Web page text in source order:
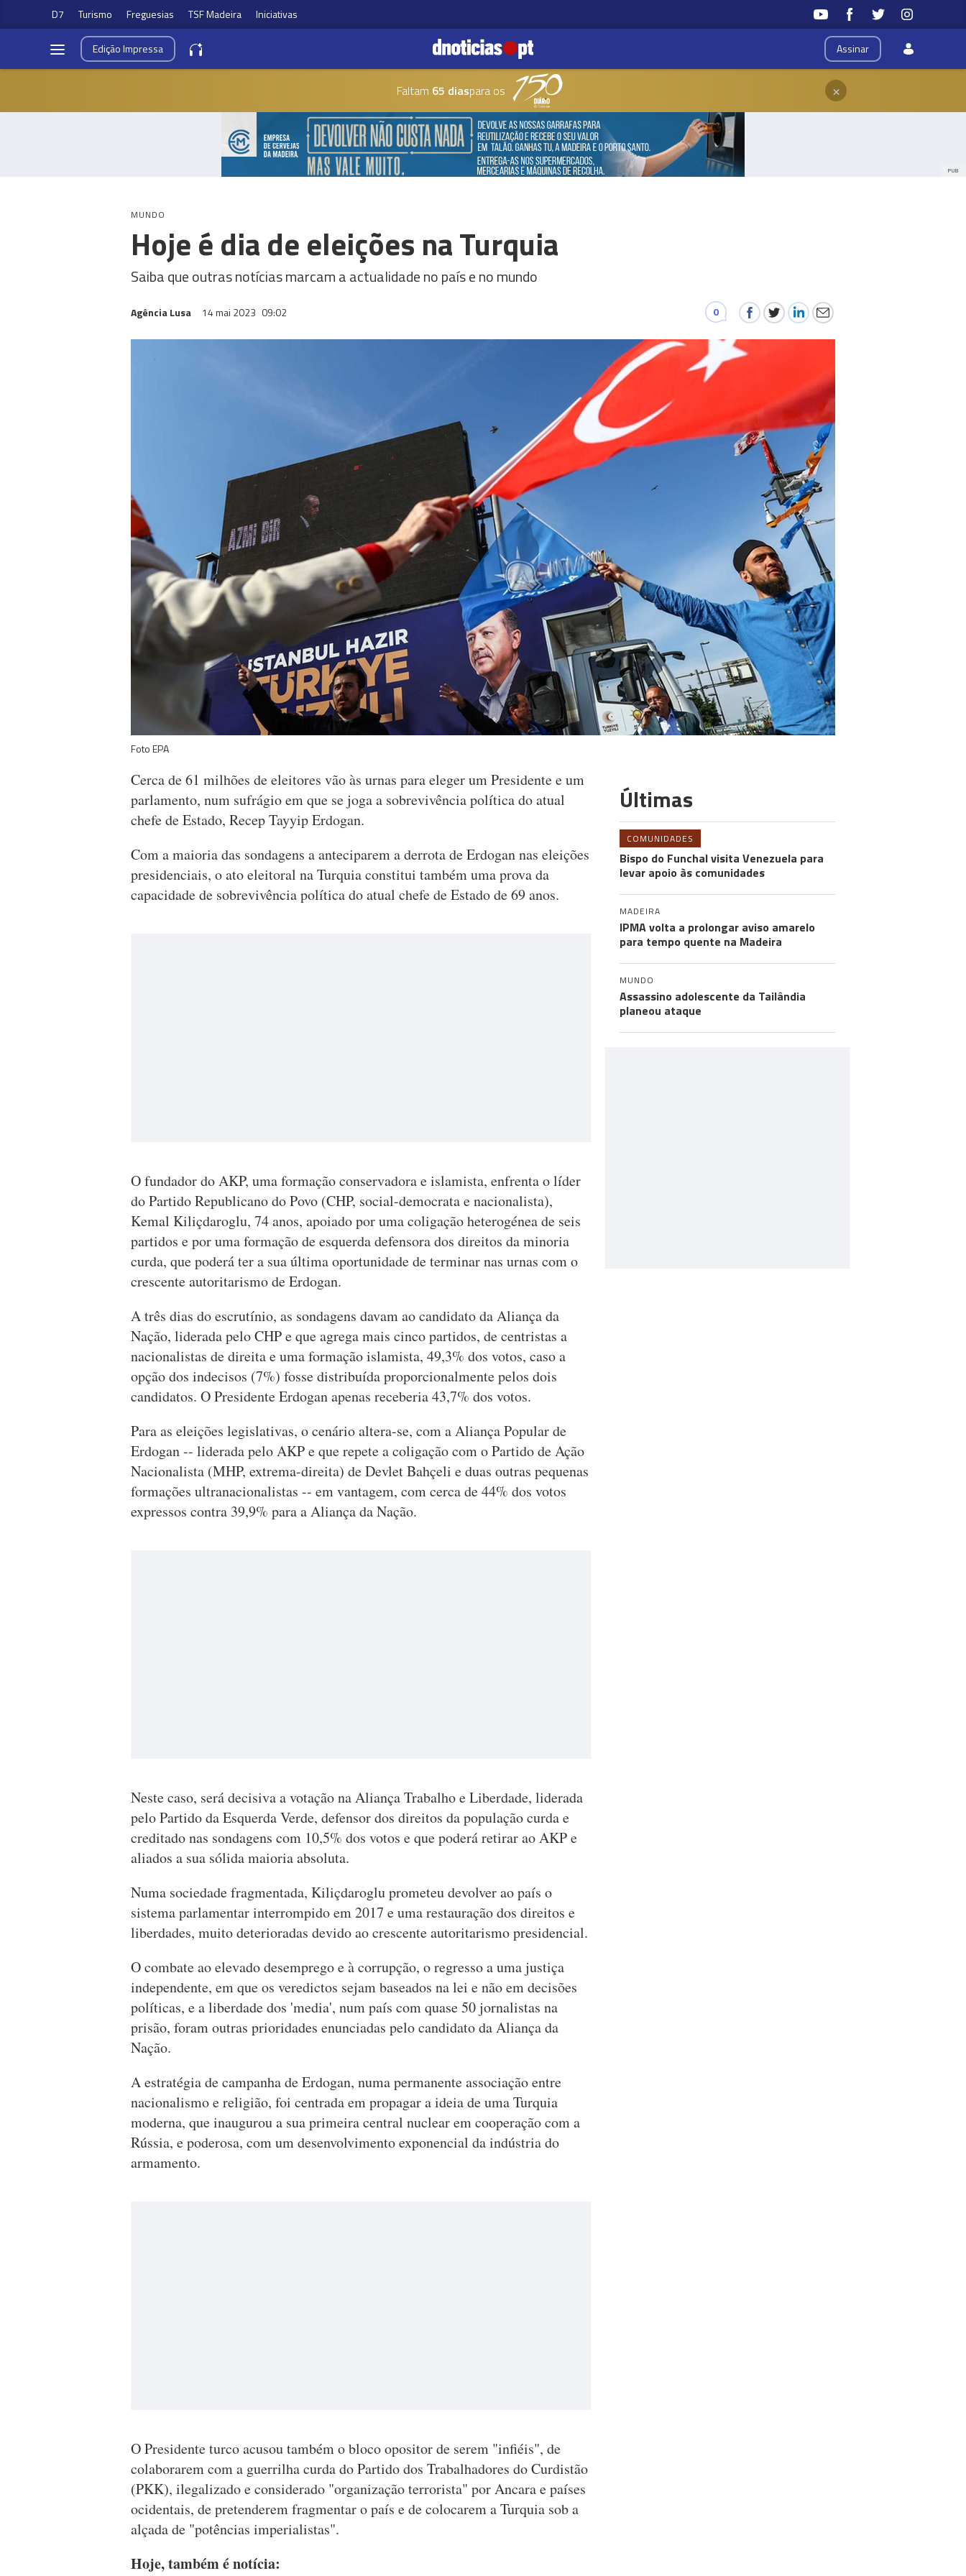
D7 Turismo Freguesias TSF Madeira Iniciativas
Assinar
EdiçãoImpressa
Faltam 65 diaspara os ×
PUB
MUNDO
Hoje é dia de eleições na Turquia
Saiba que outras notícias marcam a actualidade no país e no mundo
Agência Lusa 14 mai 2023 09:02 0
Foto EPA
Cerca de 61 milhões de eleitores vão às urnas para eleger um Presidente e um
parlamento, num sufrágio em que se joga a sobrevivência política do atual
chefe de Estado, Recep Tayyip Erdogan.
Com a maioria das sondagens a anteciparem a derrota de Erdogan nas eleições
presidenciais, o ato eleitoral na Turquia constitui também uma prova da
capacidade de sobrevivência política do atual chefe de Estado de 69 anos.
O fundador do AKP, uma formação conservadora e islamista, enfrenta o líder
do Partido Republicano do Povo (CHP, social-democrata e nacionalista),
Kemal Kiliçdaroglu, 74 anos, apoiado por uma coligação heterogénea de seis
partidos e por uma formação de esquerda defensora dos direitos da minoria
curda, que poderá ter a sua última oportunidade de terminar nas urnas com o
crescente autoritarismo de Erdogan.
A três dias do escrutínio, as sondagens davam ao candidato da Aliança da
Nação, liderada pelo CHP e que agrega mais cinco partidos, de centristas a
nacionalistas de direita e uma formação islamista, 49,3% dos votos, caso a
opção dos indecisos (7%) fosse distribuída proporcionalmente pelos dois
candidatos. O Presidente Erdogan apenas receberia 43,7% dos votos.
Para as eleições legislativas, o cenário altera-se, com a Aliança Popular de
Erdogan -- liderada pelo AKP e que repete a coligação com o Partido de Ação
Nacionalista (MHP, extrema-direita) de Devlet Bahçeli e duas outras pequenas
formações ultranacionalistas -- em vantagem, com cerca de 44% dos votos
expressos contra 39,9% para a Aliança da Nação.
Neste caso, será decisiva a votação na Aliança Trabalho e Liberdade, liderada
pelo Partido da Esquerda Verde, defensor dos direitos da população curda e
creditado nas sondagens com 10,5% dos votos e que poderá retirar ao AKP e
aliados a sua sólida maioria absoluta.
Numa sociedade fragmentada, Kiliçdaroglu prometeu devolver ao país o
sistema parlamentar interrompido em 2017 e uma restauração dos direitos e
liberdades, muito deterioradas devido ao crescente autoritarismo presidencial.
O combate ao elevado desemprego e à corrupção, o regresso a uma justiça
independente, em que os veredictos sejam baseados na lei e não em decisões
políticas, e a liberdade dos 'media', num país com quase 50 jornalistas na
prisão, foram outras prioridades enunciadas pelo candidato da Aliança da
Nação.
A estratégia de campanha de Erdogan, numa permanente associação entre
nacionalismo e religião, foi centrada em propagar a ideia de uma Turquia
moderna, que inaugurou a sua primeira central nuclear em cooperação com a
Rússia, e poderosa, com um desenvolvimento exponencial da indústria do
armamento.
O Presidente turco acusou também o bloco opositor de serem "infiéis", de
colaborarem com a guerrilha curda do Partido dos Trabalhadores do Curdistão
(PKK), ilegalizado e considerado "organização terrorista" por Ancara e países
ocidentais, de pretenderem fragmentar o país e de colocarem a Turquia sob a
alçada de "potências imperialistas".
Hoje, também é notícia:
Últimas
COMUNIDADES
Bispo do Funchal visita Venezuela para
levar apoio às comunidades
MADEIRA
IPMA volta a prolongar aviso amarelo
para tempo quente na Madeira
MUNDO
Assassino adolescente da Tailândia
planeou ataque